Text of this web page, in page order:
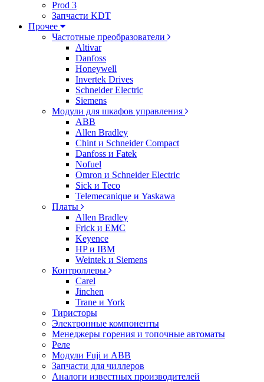
Prod 3
Запчасти KDT
Прочее
Частотные преобразователи
Altivar
Danfoss
Honeywell
Invertek Drives
Schneider Electric
Siemens
Модули для шкафов управления
ABB
Allen Bradley
Chint и Schneider Compact
Danfoss и Fatek
Nofuel
Omron и Schneider Electric
Sick и Teco
Telemecanique и Yaskawa
Платы
Allen Bradley
Frick и EMC
Keyence
HP и IBM
Weintek и Siemens
Контроллеры
Carel
Jinchen
Trane и York
Тиристоры
Электронные компоненты
Менеджеры горения и топочные автоматы
Реле
Модули Fuji и ABB
Запчасти для чиллеров
Аналоги известных производителей